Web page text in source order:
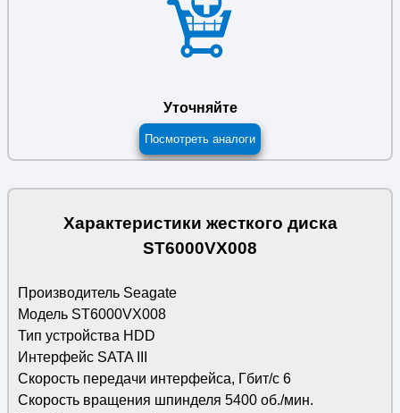
Уточняйте
Посмотреть аналоги
Характеристики жесткого диска
ST6000VX008
Производитель Seagate
Модель ST6000VX008
Тип устройства HDD
Интерфейс SATA III
Скорость передачи интерфейса, Гбит/с 6
Скорость вращения шпинделя 5400 об./мин.